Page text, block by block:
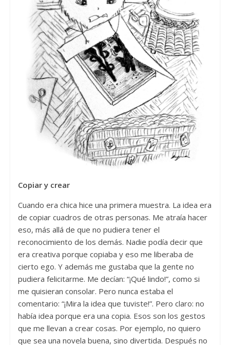
Copiar y crear
Cuando era chica hice una primera muestra. La idea era
de copiar cuadros de otras personas. Me atraía hacer
eso, más allá de que no pudiera tener el
reconocimiento de los demás. Nadie podía decir que
era creativa porque copiaba y eso me liberaba de
cierto ego. Y además me gustaba que la gente no
pudiera felicitarme. Me decían: “¡Qué lindo!”, como si
me quisieran consolar. Pero nunca estaba el
comentario: “¡Mira la idea que tuviste!”. Pero claro: no
había idea porque era una copia. Esos son los gestos
que me llevan a crear cosas. Por ejemplo, no quiero
que sea una novela buena, sino divertida. Después no